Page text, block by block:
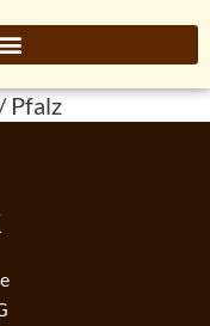
Pfalz